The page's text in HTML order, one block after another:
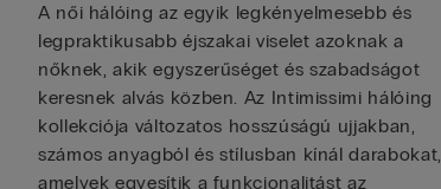
A női hálóing az egyik legkényelmesebb és
legpraktikusabb éjszakai viselet azoknak a
nőknek, akik egyszerűséget és szabadságot
keresnek alvás közben. Az Intimissimi hálóing
kollekciója változatos hosszúságú ujjakban,
számos anyagból és stílusban kínál darabokat,
amelyek egyesítik a funkcionalitást az